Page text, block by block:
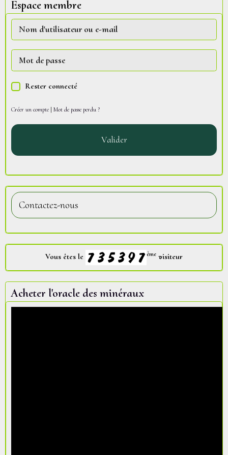
Espace membre
Rester connecté
Créer un compte | Mot de passe perdu ?
Valider
Contactez-nous
Vous êtes le ème visiteur
Acheter l'oracle des minéraux